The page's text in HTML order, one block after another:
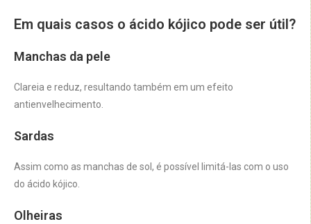
Em quais casos o ácido kójico pode ser útil?
Manchas da pele
Clareia e reduz, resultando também em um efeito
antienvelhecimento.
Sardas
Assim como as manchas de sol, é possível limitá-las com o uso
do ácido kójico.
Olheiras